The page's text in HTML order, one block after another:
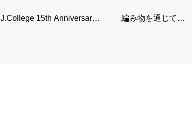
J.College 15th Anniversar… 編み物を通じて…